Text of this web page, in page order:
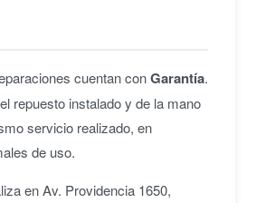
cuentan conGarantía.
repuesto instalado y de la mano
servicio realizado, en
de uso.
en Av. Providencia 1650,